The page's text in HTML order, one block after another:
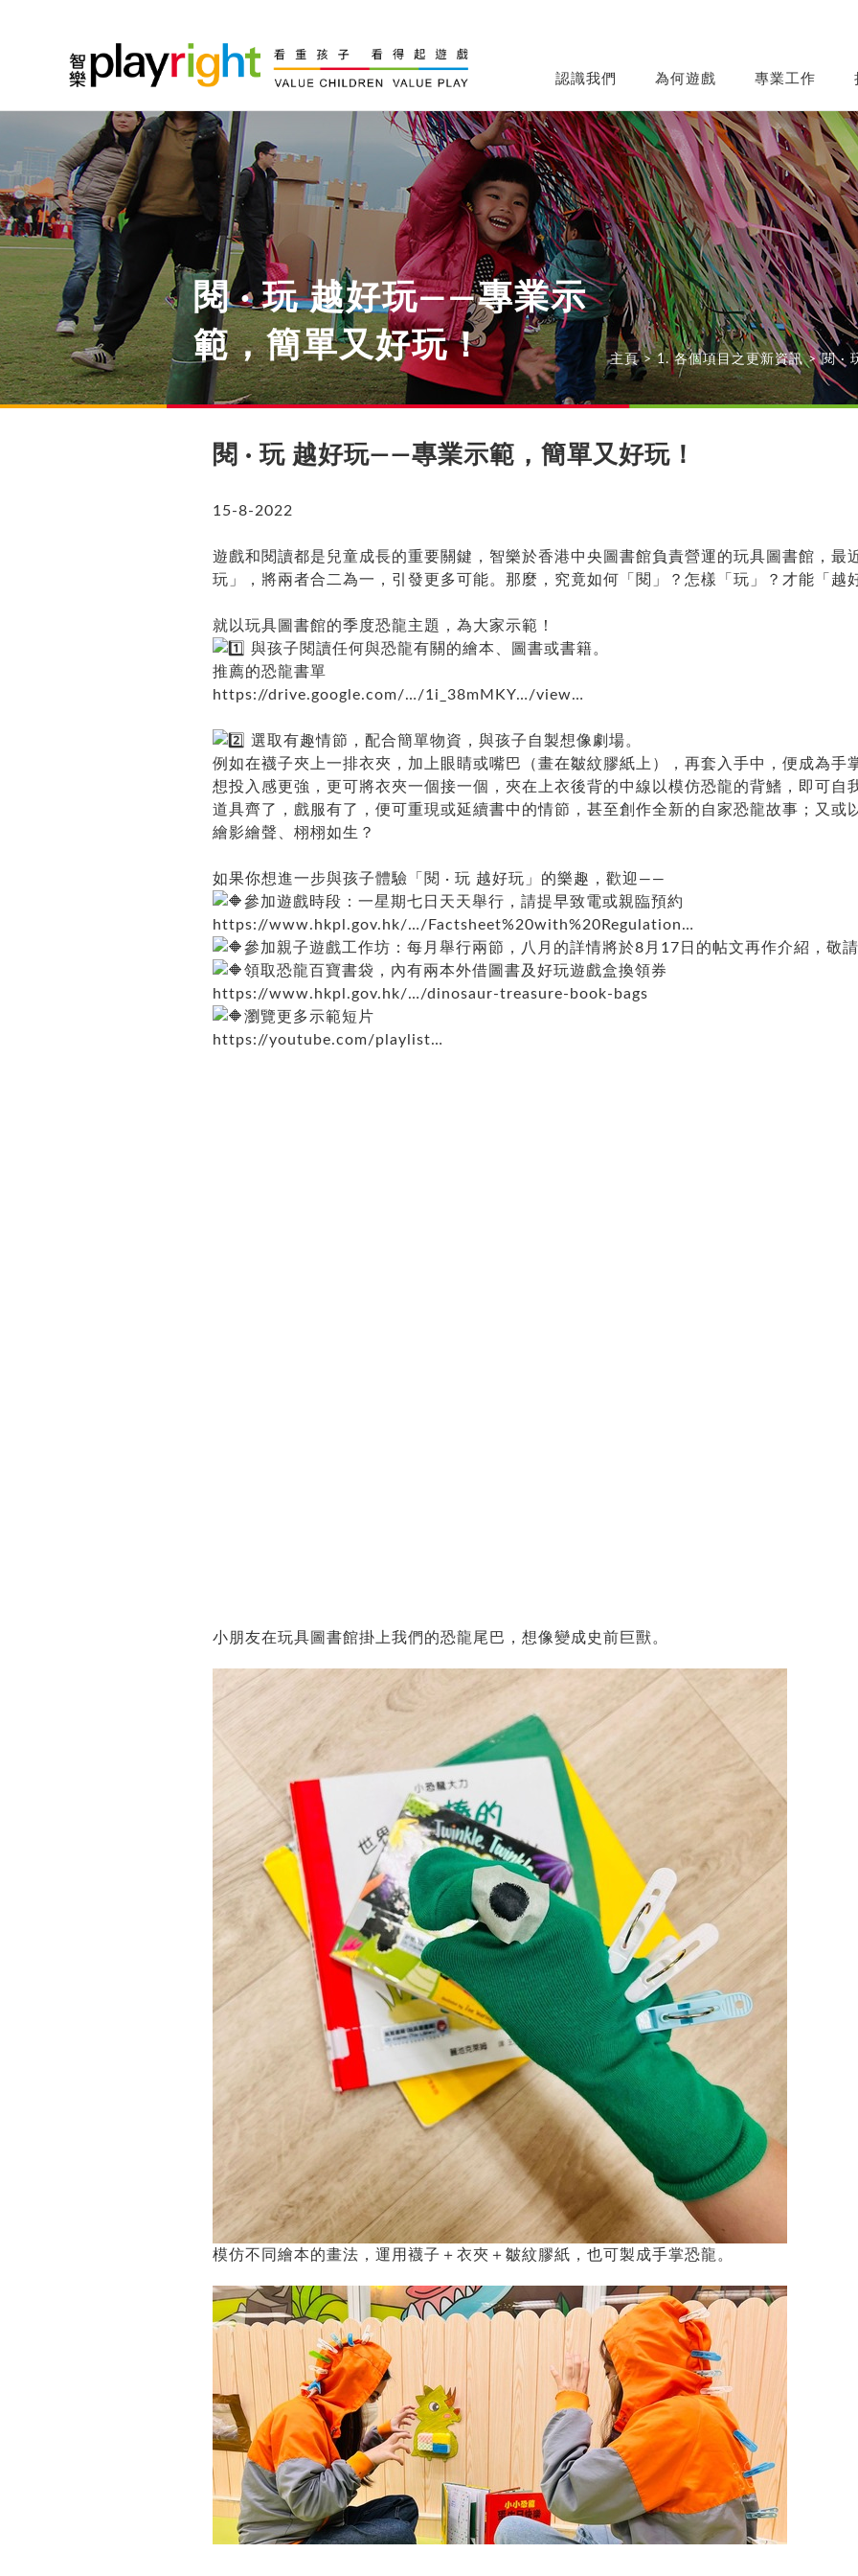
認識我們 為何遊戲 專業工作
閱 · 玩 越好玩——專業示
範，簡單又好玩！
主頁 > 1. 各個項目之更新資訊 > 閱 ·
閱 · 玩 越好玩——專業示範，簡單又好玩！
15-8-2022
遊戲和閱讀都是兒童成長的重要關鍵，智樂於香港中央圖書館負責營運的玩具圖書館，最
玩」，將兩者合二為一，引發更多可能。那麼，究竟如何「閱」？怎樣「玩」？才能「越
就以玩具圖書館的季度恐龍主題，為大家示範！
與孩子閱讀任何與恐龍有關的繪本、圖書或書籍。
推薦的恐龍書單
https://drive.google.com/…/1i_38mMKY…/view…
選取有趣情節，配合簡單物資，與孩子自製想像劇場。
例如在襪子夾上一排衣夾，加上眼睛或嘴巴（畫在皺紋膠紙上），再套入手中，便成為手
想投入感更強，更可將衣夾一個接一個，夾在上衣後背的中線以模仿恐龍的背鰭，即可自
道具齊了，戲服有了，便可重現或延續書中的情節，甚至創作全新的自家恐龍故事；又或
繪影繪聲、栩栩如生？
如果你想進一步與孩子體驗「閱 · 玩 越好玩」的樂趣，歡迎——
參加遊戲時段：一星期七日天天舉行，請提早致電或親臨預約
https://www.hkpl.gov.hk/…/Factsheet%20with%20Regulation…
參加親子遊戲工作坊：每月舉行兩節，八月的詳情將於8月17日的帖文再作介紹，敬
領取恐龍百寶書袋，內有兩本外借圖書及好玩遊戲盒換領券
https://www.hkpl.gov.hk/…/dinosaur-treasure-book-bags
瀏覽更多示範短片
https://youtube.com/playlist…
小朋友在玩具圖書館掛上我們的恐龍尾巴，想像變成史前巨獸。
模仿不同繪本的畫法，運用襪子＋衣夾＋皺紋膠紙，也可製成手掌恐龍。